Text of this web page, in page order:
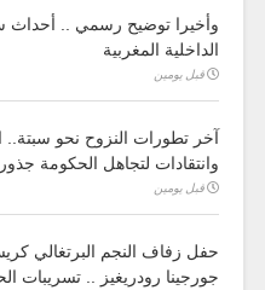
وأخيرا توضيح رسمي .. أحداث
الداخلية المغربية
قبل يومين
آخر تطورات النزوح نحو سبتة..
وانتقادات لتجاهل الحكومة جذور
قبل يومين
حفل زفاف النجم البرتغالي
جورجينا رودريغيز .. تسريبات